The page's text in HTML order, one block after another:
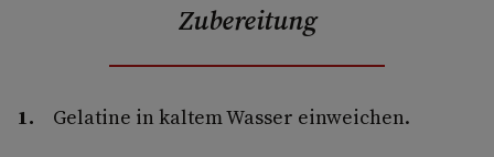
Zubereitung
Gelatine in kaltem Wasser einweichen.